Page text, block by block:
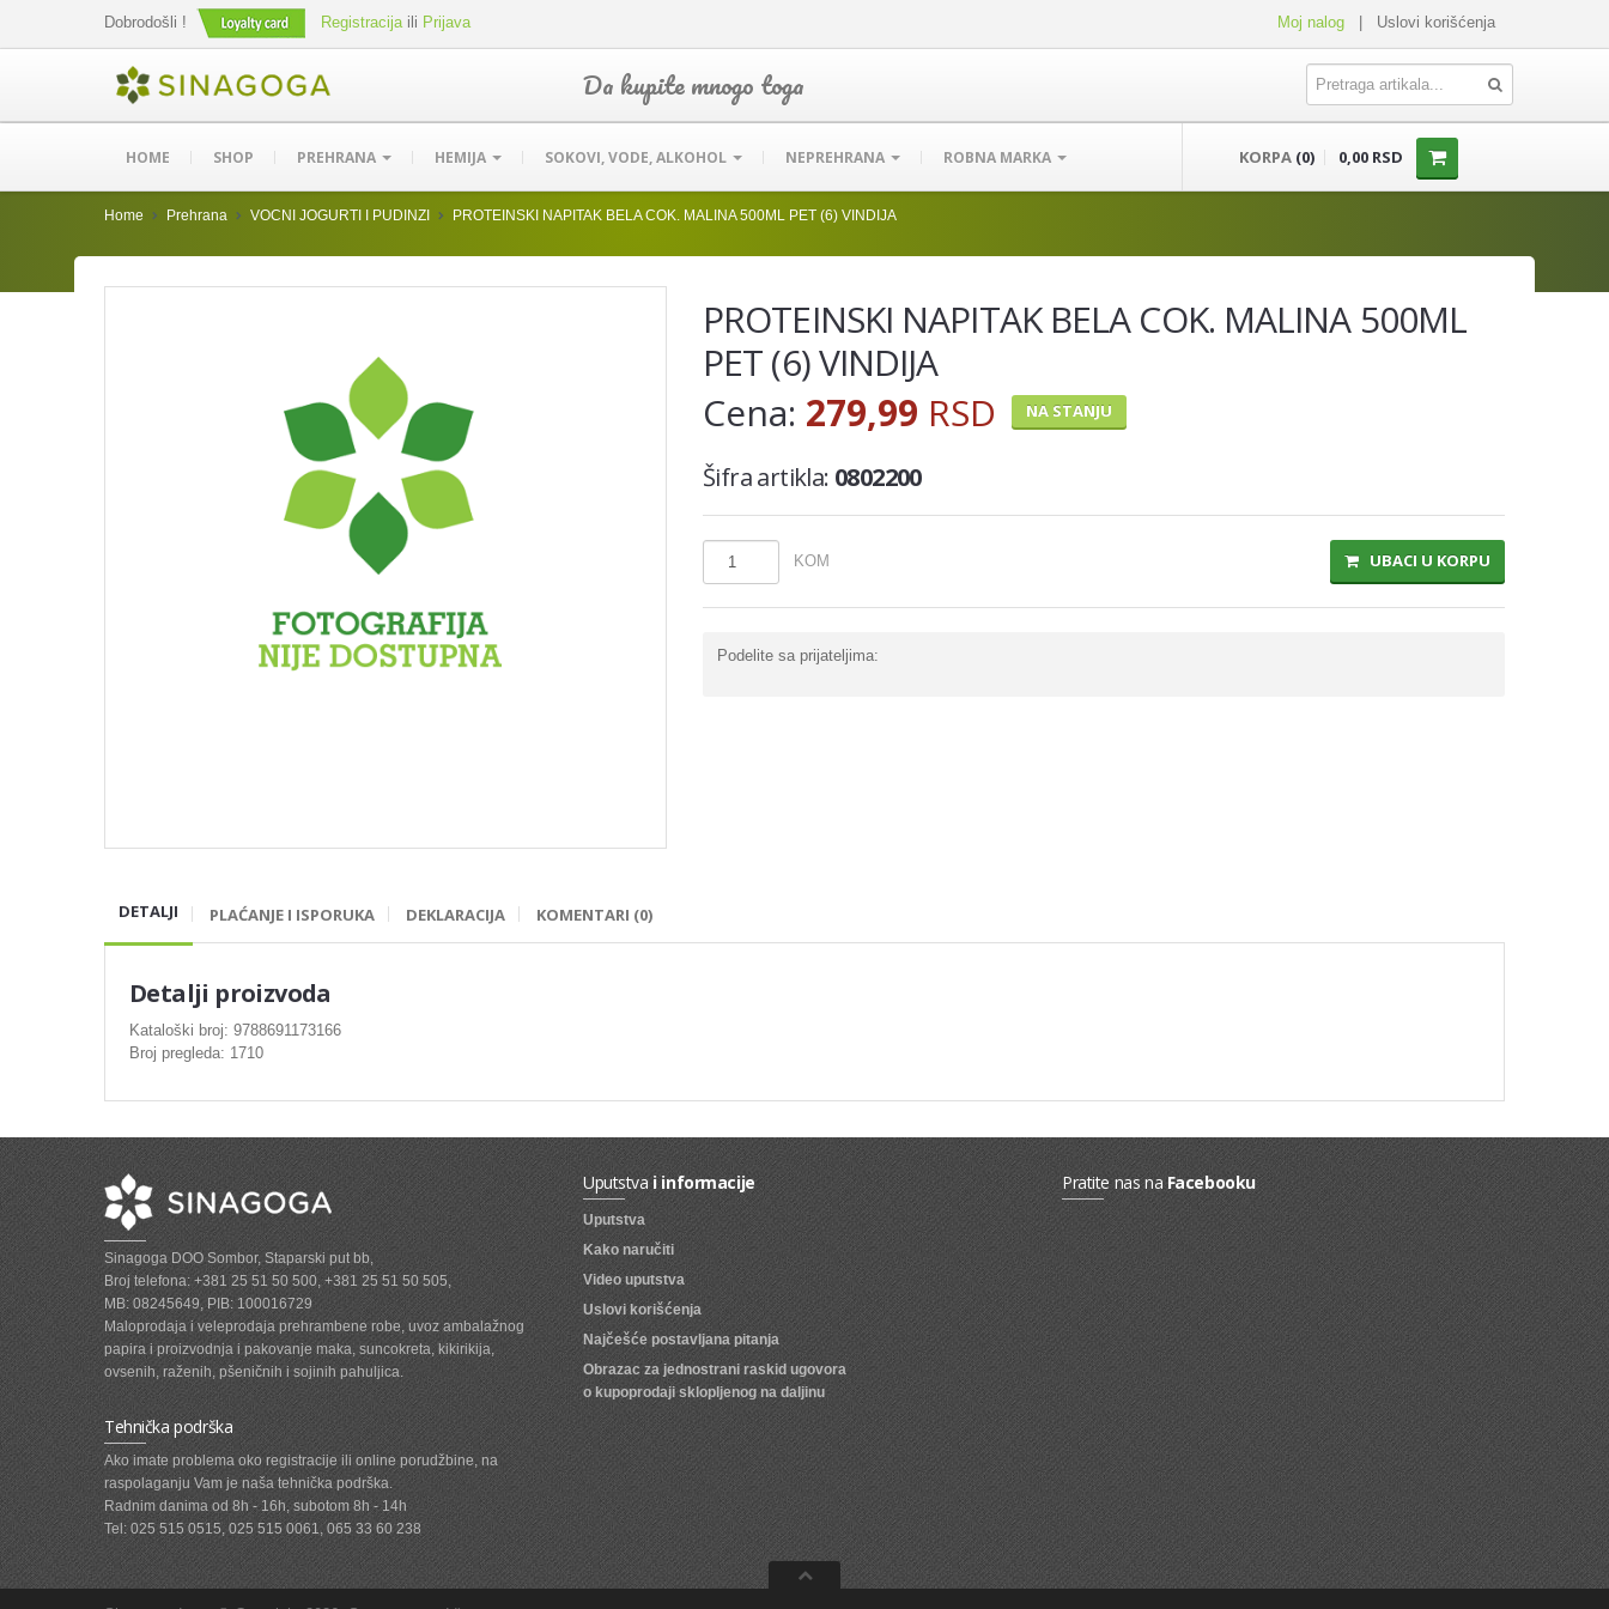
Dobrodošli ! Registracijaili Prijava Moj nalog Uslovi korišćenja
Da kupite mnogo toga
HOME SHOP PREHRANA HEMIJA SOKOVI, VODE, ALKOHOL NEPREHRANA ROBNA MARKA KORPA (0) 0,00 RSD
Home Prehrana VOCNI JOGURTI I PUDINZI PROTEINSKI NAPITAK BELA COK. MALINA 500ML PET (6) VINDIJA
PROTEINSKI NAPITAK BELA COK. MALINA 500ML
PET (6) VINDIJA
Cena: 279,99 RSD NA STANJU
Šifra artikla: 0802200
KOM UBACI U KORPU
Podelite sa prijateljima:
DETALJI PLAĆANJE I ISPORUKA DEKLARACIJA KOMENTARI (0)
Detalji proizvoda
Kataloški broj: 9788691173166
Broj pregleda: 1710
Sinagoga DOO Sombor, Staparski put bb,
Broj telefona: +381 25 51 50 500, +381 25 51 50 505,
MB: 08245649, PIB: 100016729
Maloprodaja i veleprodaja prehrambene robe, uvoz ambalažnog
papira i proizvodnja i pakovanje maka, suncokreta, kikirikija,
ovsenih, raženih, pšeničnih i sojinih pahuljica.
Tehnička podrška
Ako imate problema oko registracije ili online porudžbine, na
raspolaganju Vam je naša tehnička podrška.
Radnim danima od 8h - 16h, subotom 8h - 14h
Tel: 025 515 0515, 025 515 0061, 065 33 60 238
Uputstva i informacije
Uputstva
Kako naručiti
Video uputstva
Uslovi korišćenja
Najčešće postavljana pitanja
Obrazac za jednostrani raskid ugovora
o kupoprodaji sklopljenog na daljinu
Pratite nas na Facebooku